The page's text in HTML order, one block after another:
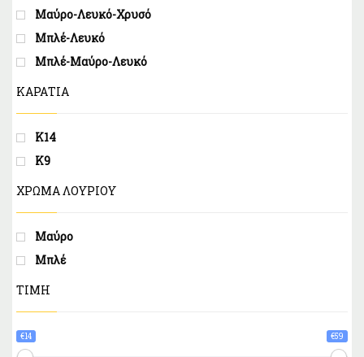
Μαύρο-Λευκό-Χρυσό
Μπλέ-Λευκό
Μπλέ-Μαύρο-Λευκό
ΚΑΡΑΤΙΑ
Κ14
Κ9
ΧΡΏΜΑ ΛΟΥΡΙΟΎ
Μαύρο
Μπλέ
ΤΙΜΗ
€14 €59